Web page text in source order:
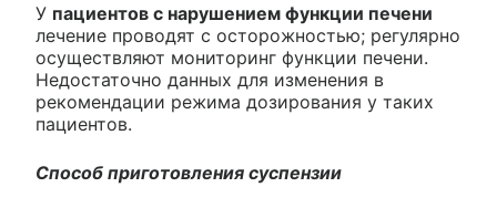
У пациентов с нарушением функции печени
лечение проводят с осторожностью; регулярно
осуществляют мониторинг функции печени.
Недостаточно данных для изменения в
рекомендации режима дозирования у таких
пациентов.
Способ приготовления суспензии